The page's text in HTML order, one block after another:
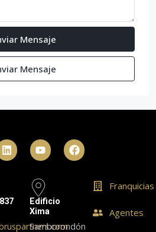
Mensaje
Mensaje
Edificio
Xima
Samborondón
Franquicias
Agentes